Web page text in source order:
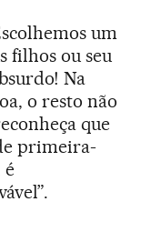
um
filhos ou seu
Na
o resto não
que
primeira-
é